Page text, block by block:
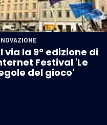
via la 9° edizione di
Festival 'Le
del gioco'